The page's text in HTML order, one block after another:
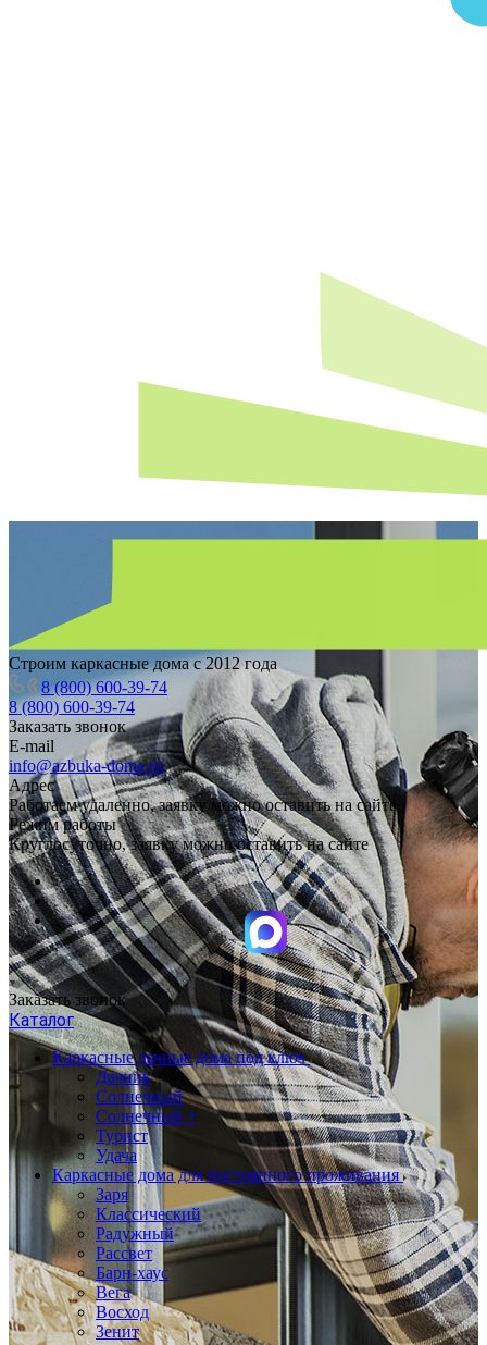
Строим каркасные дома с 2012 года
8 (800) 600-39-74
8 (800) 600-39-74
Заказать звонок
E-mail
info@azbuka-doma.ru
Адрес
Работаем удаленно, заявку можно оставить на сайте
Режим работы
Круглосуточно, заявку можно оставить на сайте
Заказать звонок
Каталог
Каркасные дачные дома под ключ
Дачник
Солнечный
Солнечный +
Турист
Удача
Каркасные дома для постоянного проживания
Заря
Классический
Радужный
Рассвет
Барн-хаус
Вега
Восход
Зенит